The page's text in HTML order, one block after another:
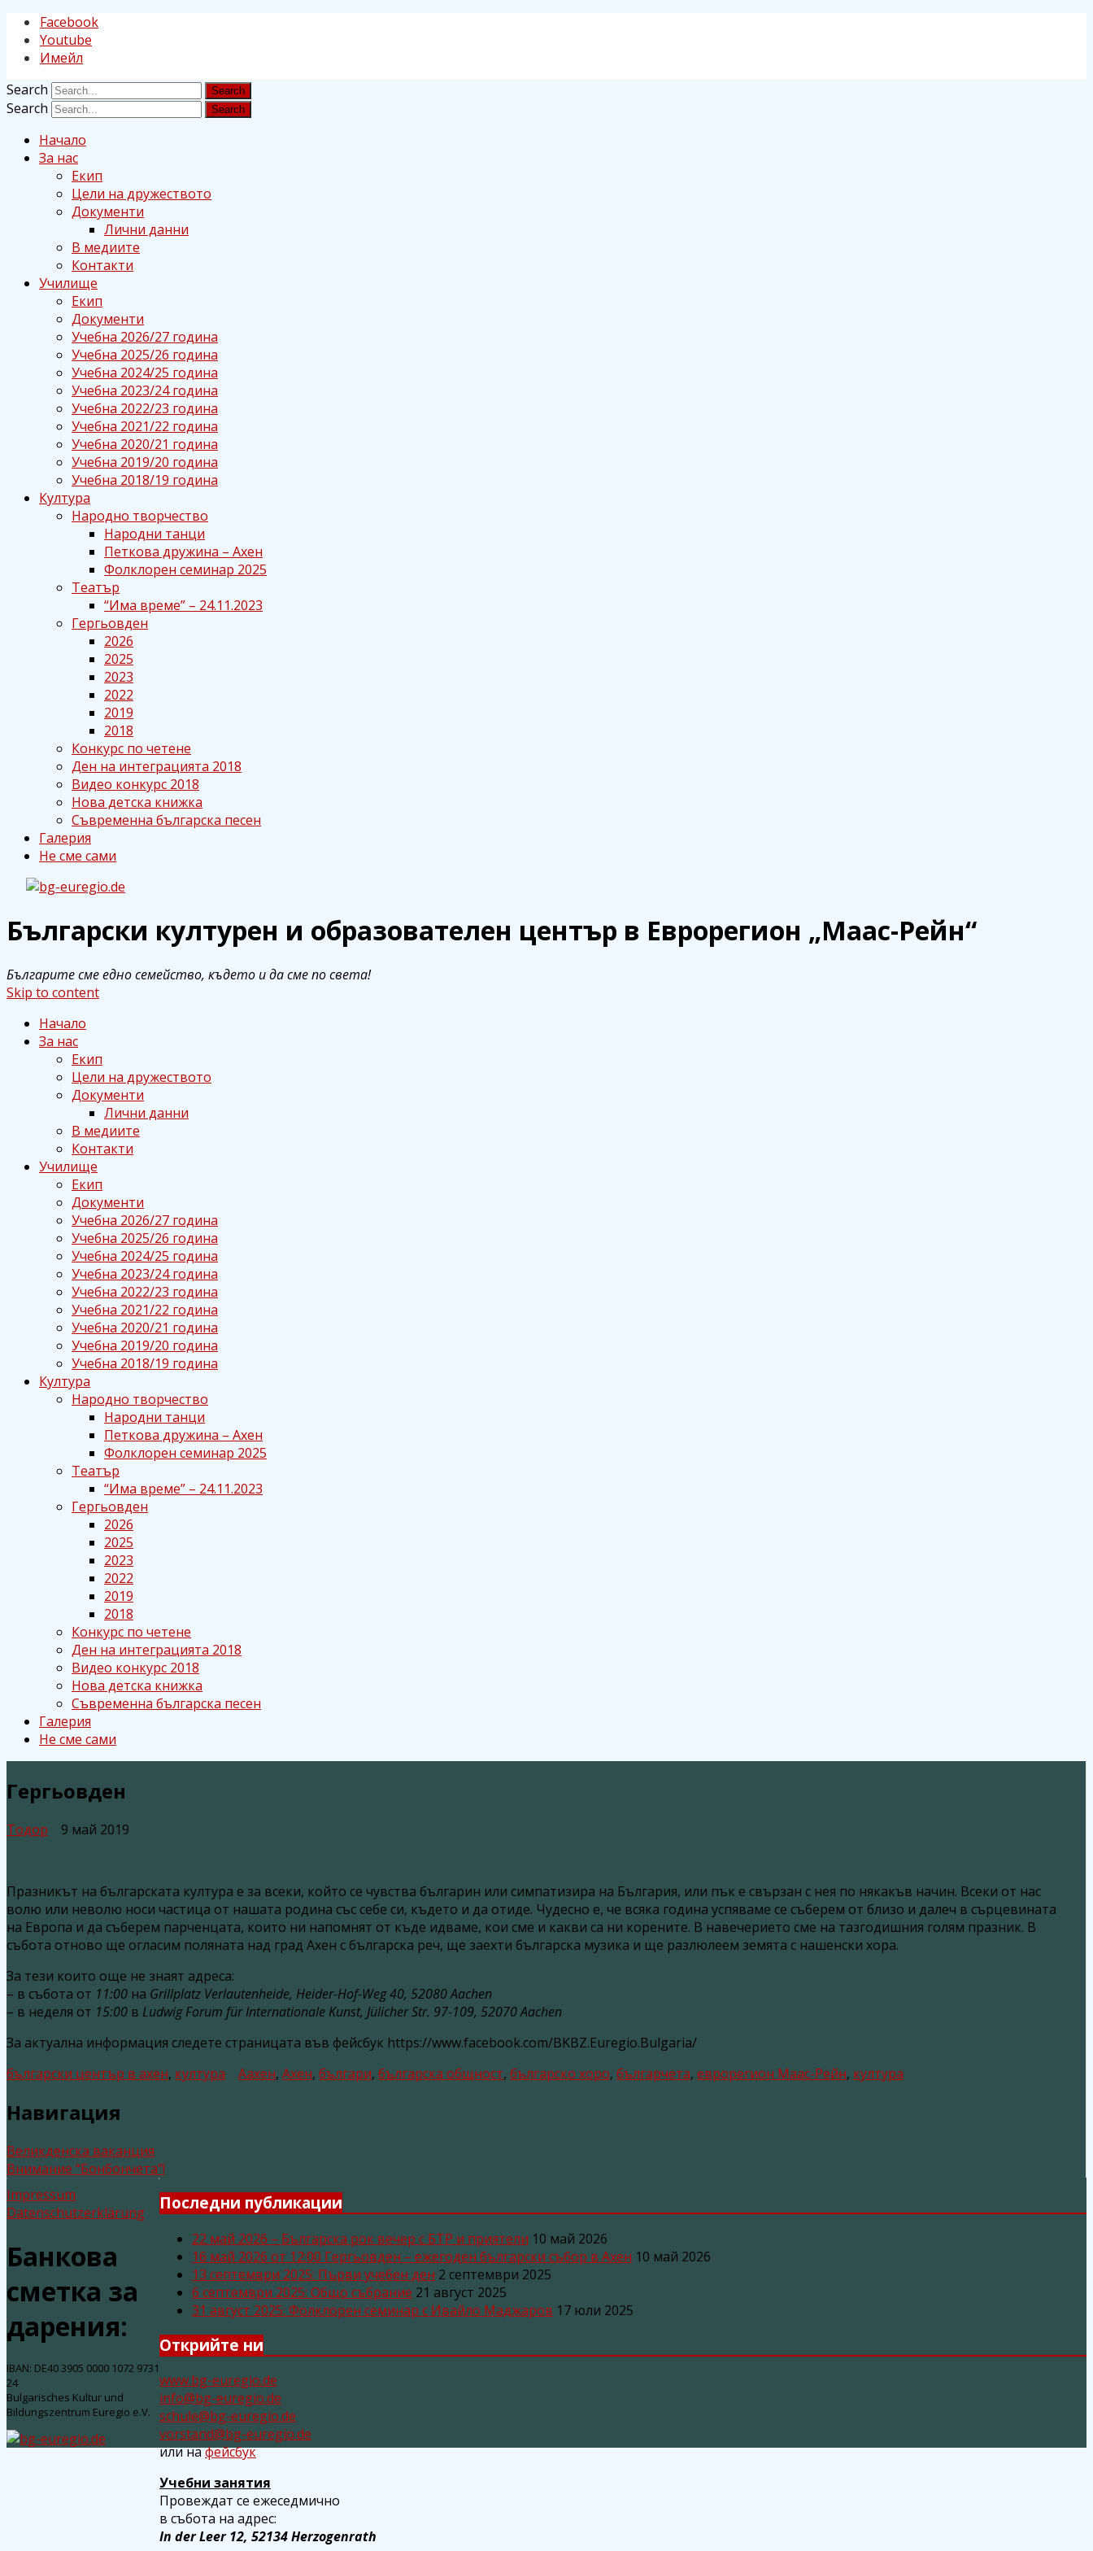
Facebook
Youtube
Имейл
Search
Search
Начало
За нас
Екип
Цели на дружеството
Документи
Лични данни
В медиите
Контакти
Училище
Екип
Документи
Учебна 2026/27 година
Учебна 2025/26 година
Учебна 2024/25 година
Учебна 2023/24 година
Учебна 2022/23 година
Учебна 2021/22 година
Учебна 2020/21 година
Учебна 2019/20 година
Учебна 2018/19 година
Култура
Народно творчество
Народни танци
Петкова дружина – Ахен
Фолклорен семинар 2025
Театър
“Има време” – 24.11.2023
Гергьовден
2026
2025
2023
2022
2019
2018
Конкурс по четене
Ден на интеграцията 2018
Видео конкурс 2018
Нова детска книжка
Съвременна българска песен
Галерия
Не сме сами
bg-euregio.de
Български културен и образователен център в Еврорегион „Маас-Рейн“
Български културен и образователен център в Еврорегион „Маас-Рейн“
Българите сме едно семейство, където и да сме по света!
Skip to content
Начало
За нас
Екип
Цели на дружеството
Документи
Лични данни
В медиите
Контакти
Училище
Екип
Документи
Учебна 2026/27 година
Учебна 2025/26 година
Учебна 2024/25 година
Учебна 2023/24 година
Учебна 2022/23 година
Учебна 2021/22 година
Учебна 2020/21 година
Учебна 2019/20 година
Учебна 2018/19 година
Култура
Народно творчество
Народни танци
Петкова дружина – Ахен
Фолклорен семинар 2025
Театър
“Има време” – 24.11.2023
Гергьовден
2026
2025
2023
2022
2019
2018
Конкурс по четене
Ден на интеграцията 2018
Видео конкурс 2018
Нова детска книжка
Съвременна българска песен
Галерия
Не сме сами
Гергьовден
Тодор 9 май 2019
Празникът на българската култура е за всеки, който се чувства българин или симпатизира на България, или пък е свързан с нея по някакъв начин. Всеки от нас
волю или неволю носи частица от нашата родина със себе си, където и да отиде. Чудесно е, че всяка година успяваме се съберем от близо и далеч в сърцевината
на Европа и да съберем парченцата, които ни напомнят от къде идваме, кои сме и какви са ни корените. В навечерието сме на тазгодишния голям празник. В
събота отново ще огласим поляната над град Ахен с българска реч, ще заехти българска музика и ще разлюлеем земята с нашенски хора.
За тези които още не знаят адреса:
– в събота от 11:00 на Grillplatz Verlautenheide, Heider-Hof-Weg 40, 52080 Aachen
– в неделя от 15:00 в Ludwig Forum für Internationale Kunst, Jülicher Str. 97-109, 52070 Aachen
За актуална информация следете страницата във фейсбук https://www.facebook.com/BKBZ.Euregio.Bulgaria/
български център в ахен, култура Аахен, Ахен, българи, българска общност, българско хоро, българчета, еврорегион Маас-Рейн, култура
Навигация
Великденска ваканция
Внимание “Бонбончета”!
Последни публикации
22 май 2026 – Българска рок вечер с БТР и приятели 10 май 2026
16 май 2026 от 12:00 Гергьовден – ежегоден български събор в Ахен 10 май 2026
13 септември 2025: Първи учебен ден 2 септември 2025
6 септември 2025: Общо събрание 21 август 2025
31 август 2025: Фолклорен семинар с Ивайло Маджаров 17 юли 2025
Открийте ни
www.bg-euregio.de
info@bg-euregio.de
schule@bg-euregio.de
vorstand@bg-euregio.de
или нафейсбук
Учебни занятия
Провеждат се ежеседмично
в събота на адрес:
In der Leer 12, 52134 Herzogenrath
Impressum
Datenschutzerklärung
Банкова
сметка за
дарения:
IBAN: DE40 3905 0000 1072 9731
24
Bulgarisches Kultur und
Bildungszentrum Euregio e.V.